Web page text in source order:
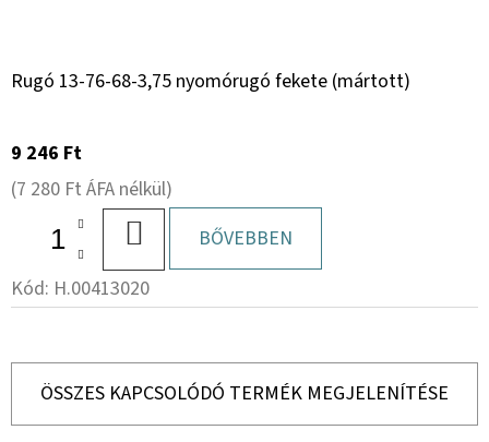
Rugó 13-76-68-3,75 nyomórugó fekete (mártott)
9 246 Ft
(7 280 Ft ÁFA nélkül)
KOSÁRBABŐVEBBEN
Kód: H.00413020
ÖSSZES KAPCSOLÓDÓ TERMÉK MEGJELENÍTÉSE